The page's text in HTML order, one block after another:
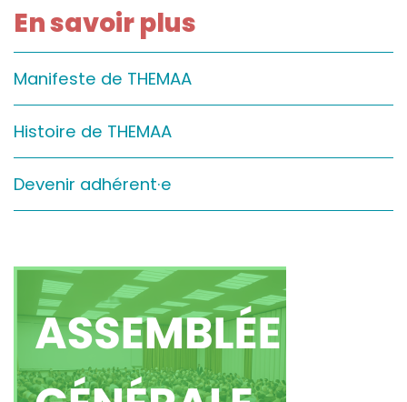
Sur le terrain
(Portraits, actions, collaborations)
Sur l’étagère
(Documents, études, publications)
En savoir plus
Manifeste de THEMAA
Histoire de THEMAA
Devenir adhérent·e